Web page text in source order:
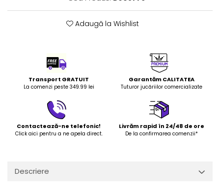
LEGO Art
LEGO Creator Expert
LEGO Ideas
LEGO Speed Champions
Adaugă la Wishlist
Transport GRATUIT
La comenzi peste 349.99 lei
Garantăm CALITATEA
Tuturor jucăriilor comercializate
Contactează-ne telefonic!
Click aici pentru a ne apela direct.
Livrăm rapid în 24/48 de ore
De la confirmarea comenzii*
Descriere